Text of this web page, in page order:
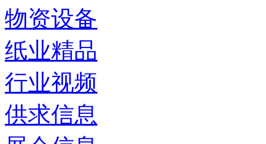
物资设备
纸业精品
行业视频
供求信息